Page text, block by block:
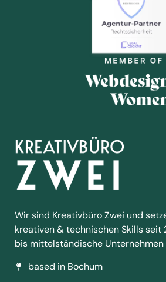
Wir sind Kreativbüro Zwei und
kreativen & technischen Skills seit
bis mittelständische Unternehmen
based in Bochum